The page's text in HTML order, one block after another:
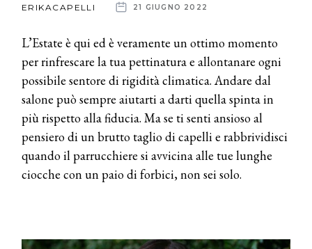
ERIKACAPELLI 21 GIUGNO 2022
L’Estate è qui ed è veramente un ottimo momento
per rinfrescare la tua pettinatura e allontanare ogni
possibile sentore di rigidità climatica. Andare dal
salone può sempre aiutarti a darti quella spinta in
più rispetto alla fiducia. Ma se ti senti ansioso al
pensiero di un brutto taglio di capelli e rabbrividisci
quando il parrucchiere si avvicina alle tue lunghe
ciocche con un paio di forbici, non sei solo.